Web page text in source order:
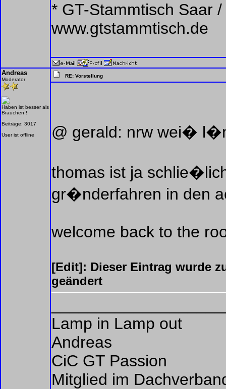
* GT-Stammtisch Saar
www.gtstammtisch.de
Andreas
Moderator
Haben ist besser als
Brauchen !
Beiträge: 3017
User ist offline
RE: Vorstellung
@ gerald: nrw wei�
thomas ist ja
gr�nderfahren in den
welcome back to the
[Edit]: Dieser Eintrag wurde
geändert
Lamp in Lamp out
Andreas
CiC GT Passion
Mitglied im